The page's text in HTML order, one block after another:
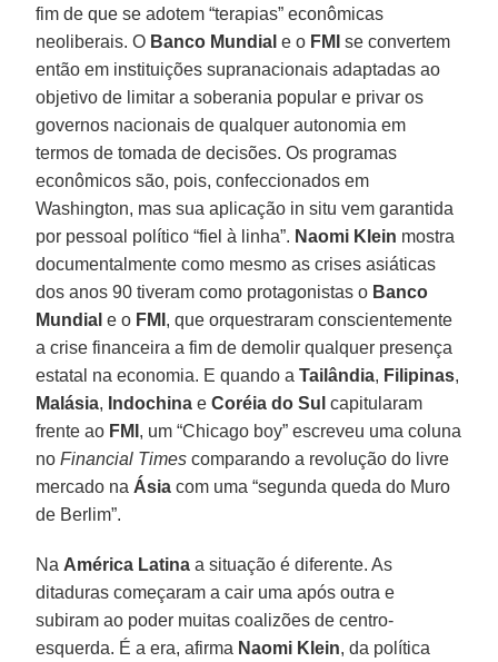
fim de que se adotem “terapias” econômicas
neoliberais. O Banco Mundial e o FMI se convertem
então em instituições supranacionais adaptadas ao
objetivo de limitar a soberania popular e privar os
governos nacionais de qualquer autonomia em
termos de tomada de decisões. Os programas
econômicos são, pois, confeccionados em
Washington, mas sua aplicação in situ vem garantida
por pessoal político “fiel à linha”. Naomi Klein mostra
documentalmente como mesmo as crises asiáticas
dos anos 90 tiveram como protagonistas o Banco
Mundial e o FMI , que orquestraram conscientemente
a crise financeira a fim de demolir qualquer presença
estatal na economia. E quando aTailândia, Filipinas,
Malásia, Indochina eCoréia do Sul capitularam
frente ao FMI , um “Chicago boy” escreveu uma coluna
noFinancial Times comparando a revolução do livre
mercado na Ásia com uma “segunda queda do Muro
de Berlim”.
Na América Latina a situação é diferente. As
ditaduras começaram a cair uma após outra e
subiram ao poder muitas coalizões de centro-
esquerda. É a era, afirma Naomi Klein, da política